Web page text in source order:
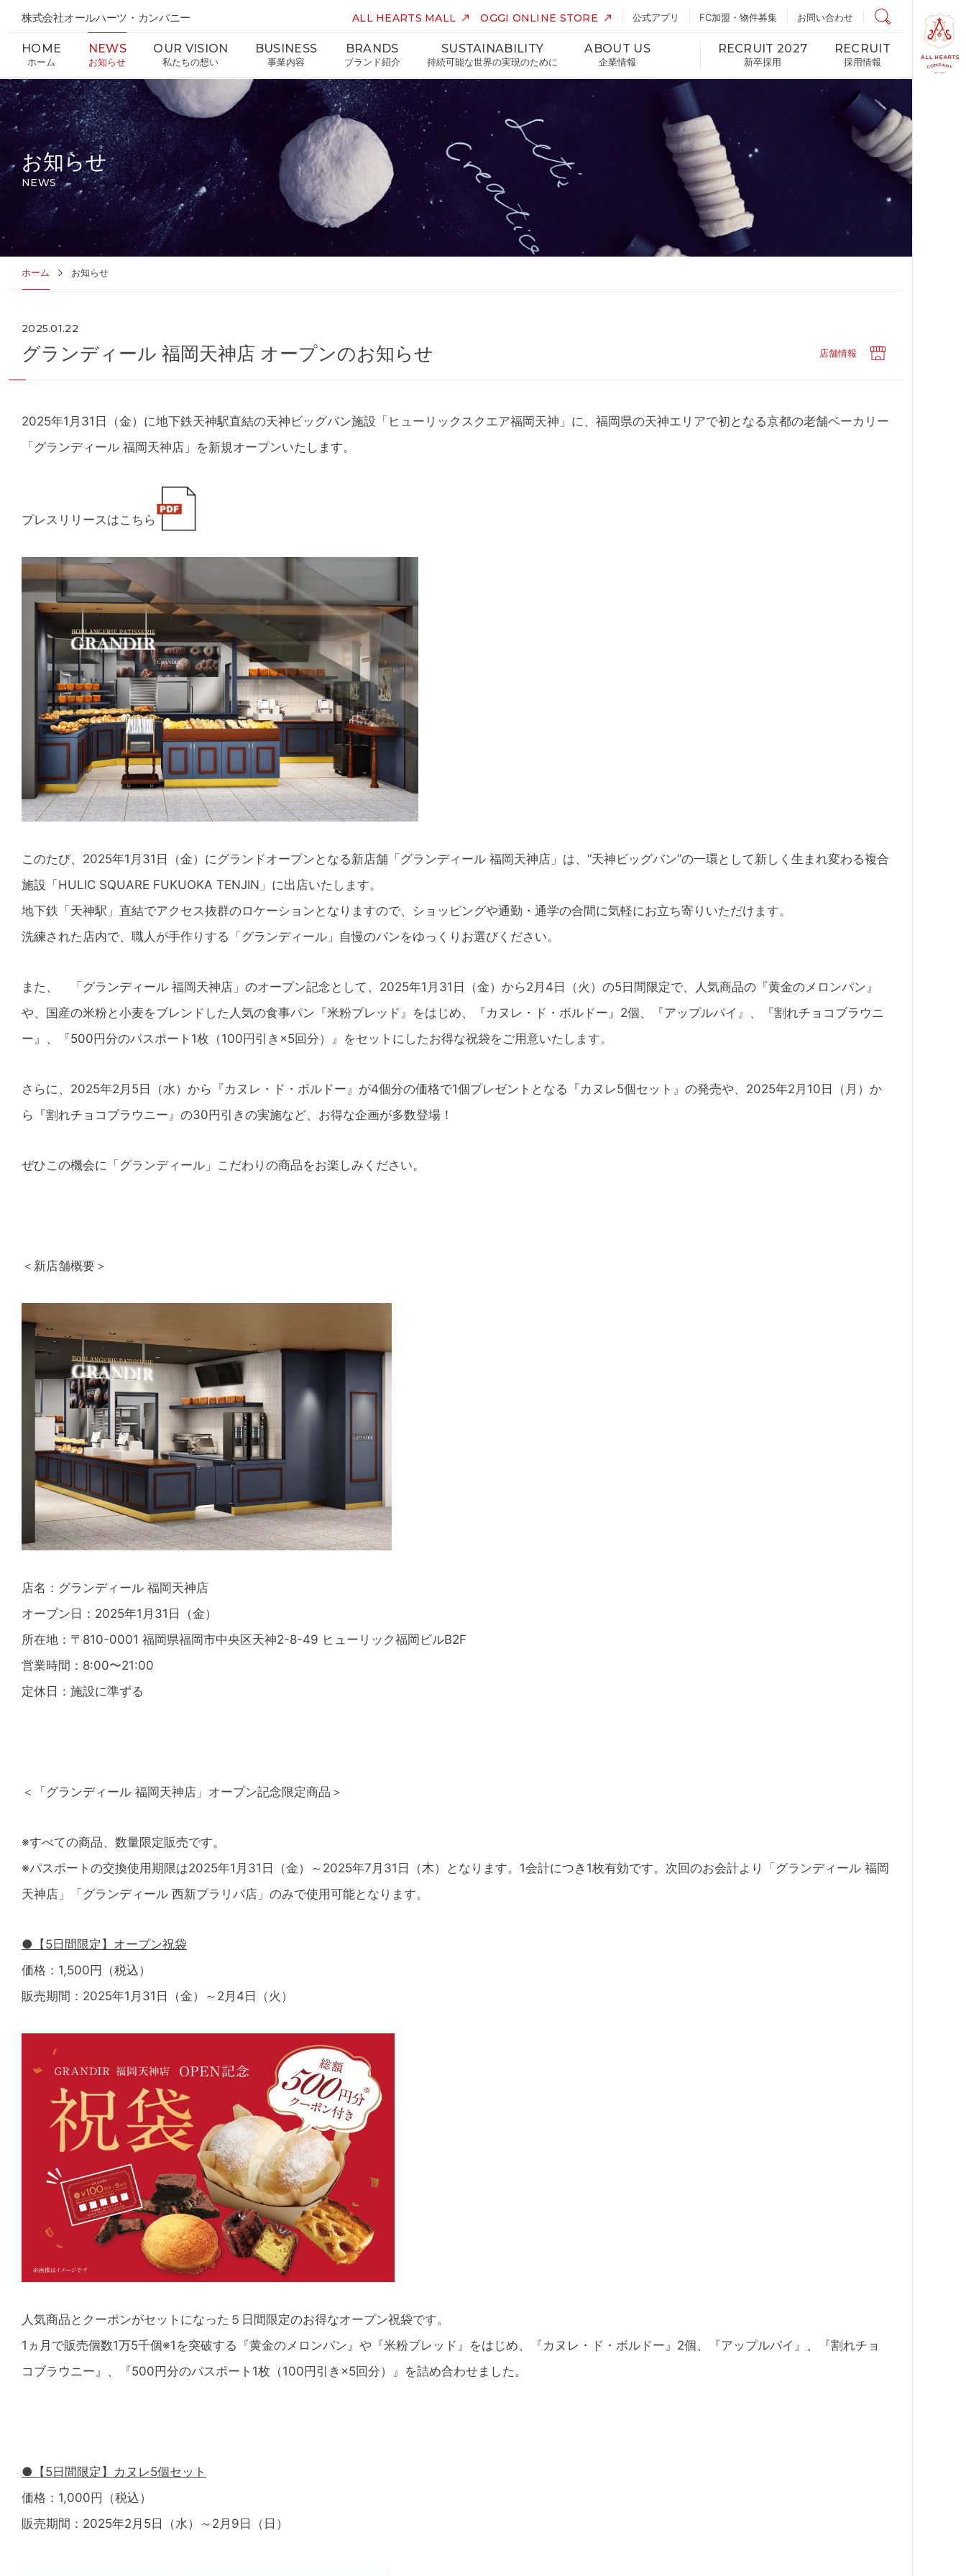
株式会社オールハーツ・カンパニー ALL HEARTS MALL OGGI ONLINE STORE 公式アプリ FC加盟・物件募集 お問い合わせ
店舗検索
HOME
ホーム
NEWS
お知らせ
OUR VISION
私たちの想い
BUSINESS
事業内容
BRANDS
ブランド紹介
SUSTAINABILITY
持続可能な世界の実現のために
ABOUT US
企業情報
RECRUIT 2027
新卒採用
RECRUIT
採用情報
お知らせ
NEWS
ホーム お知らせ
2025.01.22
グランディール 福岡天神店 オープンのお知らせ 店舗情報
2025年1月31日（金）に地下鉄天神駅直結の天神ビッグバン施設「ヒューリックスクエア福岡天神」に、福岡県の天神エリアで初となる京都の老舗ベーカリー
「グランディール 福岡天神店」を新規オープンいたします。
プレスリリースはこちら
このたび、2025年1月31日（金）にグランドオープンとなる新店舗「グランディール 福岡天神店」は、“天神ビッグバン”の一環として新しく生まれ変わる複合
施設「HULIC SQUARE FUKUOKA TENJIN」に出店いたします。
地下鉄「天神駅」直結でアクセス抜群のロケーションとなりますので、ショッピングや通勤・通学の合間に気軽にお立ち寄りいただけます。
洗練された店内で、職人が手作りする「グランディール」自慢のパンをゆっくりお選びください。
また、 「グランディール 福岡天神店」のオープン記念として、2025年1月31日（金）から2月4日（火）の5日間限定で、人気商品の『黄金のメロンパン』
や、国産の米粉と小麦をブレンドした人気の食事パン『米粉ブレッド』をはじめ、『カヌレ・ド・ボルドー』2個、『アップルパイ』、『割れチョコブラウニ
ー』、『500円分のパスポート1枚（100円引き×5回分）』をセットにしたお得な祝袋をご用意いたします。
さらに、2025年2月5日（水）から『カヌレ・ド・ボルドー』が4個分の価格で1個プレゼントとなる『カヌレ5個セット』の発売や、2025年2月10日（月）か
ら『割れチョコブラウニー』の30円引きの実施など、お得な企画が多数登場！
ぜひこの機会に「グランディール」こだわりの商品をお楽しみください。
＜新店舗概要＞
店名：グランディール 福岡天神店
オープン日：2025年1月31日（金）
所在地：〒810-0001 福岡県福岡市中央区天神2-8-49 ヒューリック福岡ビルB2F
営業時間：8:00〜21:00
定休日：施設に準ずる
＜「グランディール 福岡天神店」オープン記念限定商品＞
※すべての商品、数量限定販売です。
※パスポートの交換使用期限は2025年1月31日（金）～2025年7月31日（木）となります。1会計につき1枚有効です。次回のお会計より「グランディール 福岡
天神店」「グランディール 西新プラリバ店」のみで使用可能となります。
●【5日間限定】オープン祝袋
価格：1,500円（税込）
販売期間：2025年1月31日（金）～2月4日（火）
人気商品とクーポンがセットになった５日間限定のお得なオープン祝袋です。
1ヵ月で販売個数1万5千個※1を突破する『黄金のメロンパン』や『米粉ブレッド』をはじめ、『カヌレ・ド・ボルドー』2個、『アップルパイ』、『割れチョ
コブラウニー』、『500円分のパスポート1枚（100円引き×5回分）』を詰め合わせました。
●【5日間限定】カヌレ5個セット
価格：1,000円（税込）
販売期間：2025年2月5日（水）～2月9日（日）